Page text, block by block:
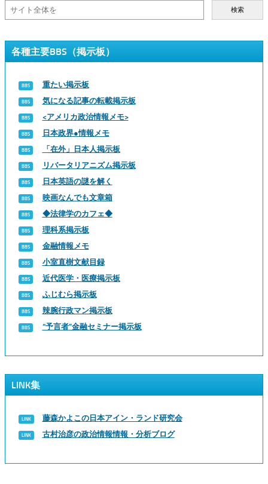
検索
各種主要BBS（掲示板）
重たい掲示板
気になる記事の転載掲示板
<アメリカ政治情報メモ>
日本政界●情報メモ
「在外」日本人掲示板
リバータリアニズム掲示板
日本英語の謎を解く
映画なんでも文章箱
◆法律学のカフェ◆
理科系掲示板
金融情報メモ
小室直樹文献目録
近代医学・医療掲示板
ふじむら掲示板
辣腕行政マン掲示板
“予言者”金融セミナー掲示板
LINK集
藤森かよこの日本アイン・ランド研究会
古村治彦の政治情報情報・分析ブログ